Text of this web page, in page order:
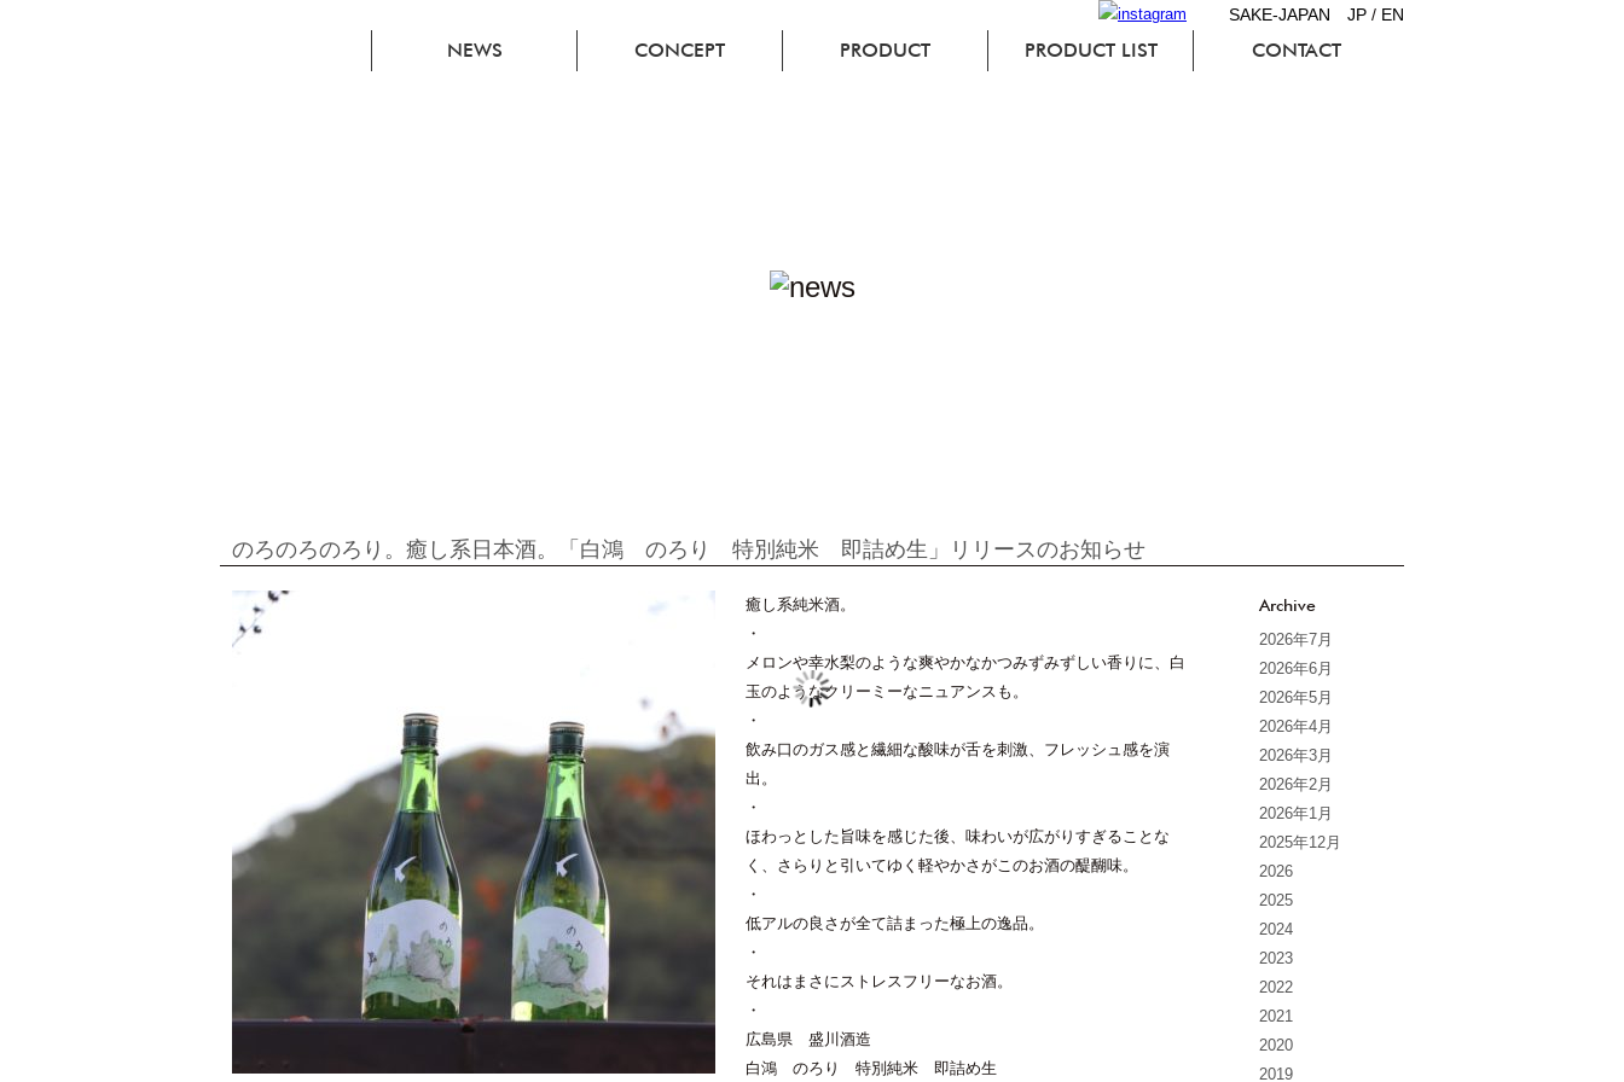
シ
NEWS CONCEPT PRODUCT PRODUCT LIST CONTACT
SAKE-JAPAN JP / EN
のろのろのろり。癒し系日本酒。「白鴻 のろり 特別純米 即詰め生」リリースのお知らせ
癒し系純米酒。
・
メロンや幸水梨のような爽やかなかつみずみずしい香りに、白
玉のようなクリーミーなニュアンスも。
・
飲み口のガス感と繊細な酸味が舌を刺激、フレッシュ感を演
出。
・
ほわっとした旨味を感じた後、味わいが広がりすぎることな
く、さらりと引いてゆく軽やかさがこのお酒の醍醐味。
・
低アルの良さが全て詰まった極上の逸品。
・
それはまさにストレスフリーなお酒。
・
広島県 盛川酒造
白鴻 のろり 特別純米 即詰め生
Archive
2026年7月
2026年6月
2026年5月
2026年4月
2026年3月
2026年2月
2026年1月
2025年12月
2026
2025
2024
2023
2022
2021
2020
2019